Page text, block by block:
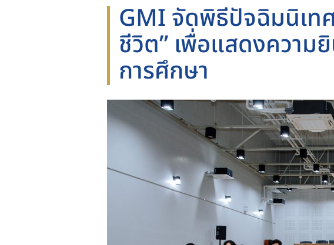
GMI จัดพิธีปัจฉิมนิเท
ชีวิต” เพื่อแสดงความ
การศึกษา